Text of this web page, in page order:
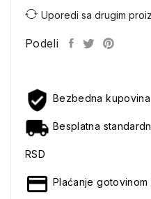
Uporedi sa drugim
Podeli
Bezbedna kupovina
Besplatna
RSD
Plaćanje gotovinom